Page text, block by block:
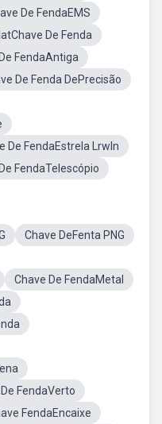
De FendaEMS
De Fenda
FendaAntiga
De Fenda DePrecisão
De FendaEstrela Lrwln
FendaTelescópio
Chave DeFenta PNG
Chave De FendaMetal
FendaVerto
FendaEncaixe